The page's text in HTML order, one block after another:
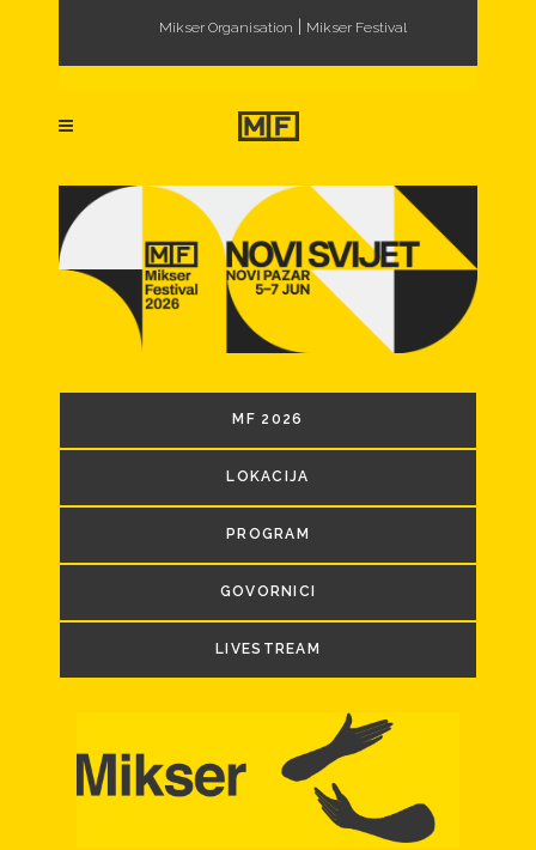
Mikser Organisation | Mikser Festival
MF 2026
LOKACIJA
PROGRAM
GOVORNICI
LIVESTREAM